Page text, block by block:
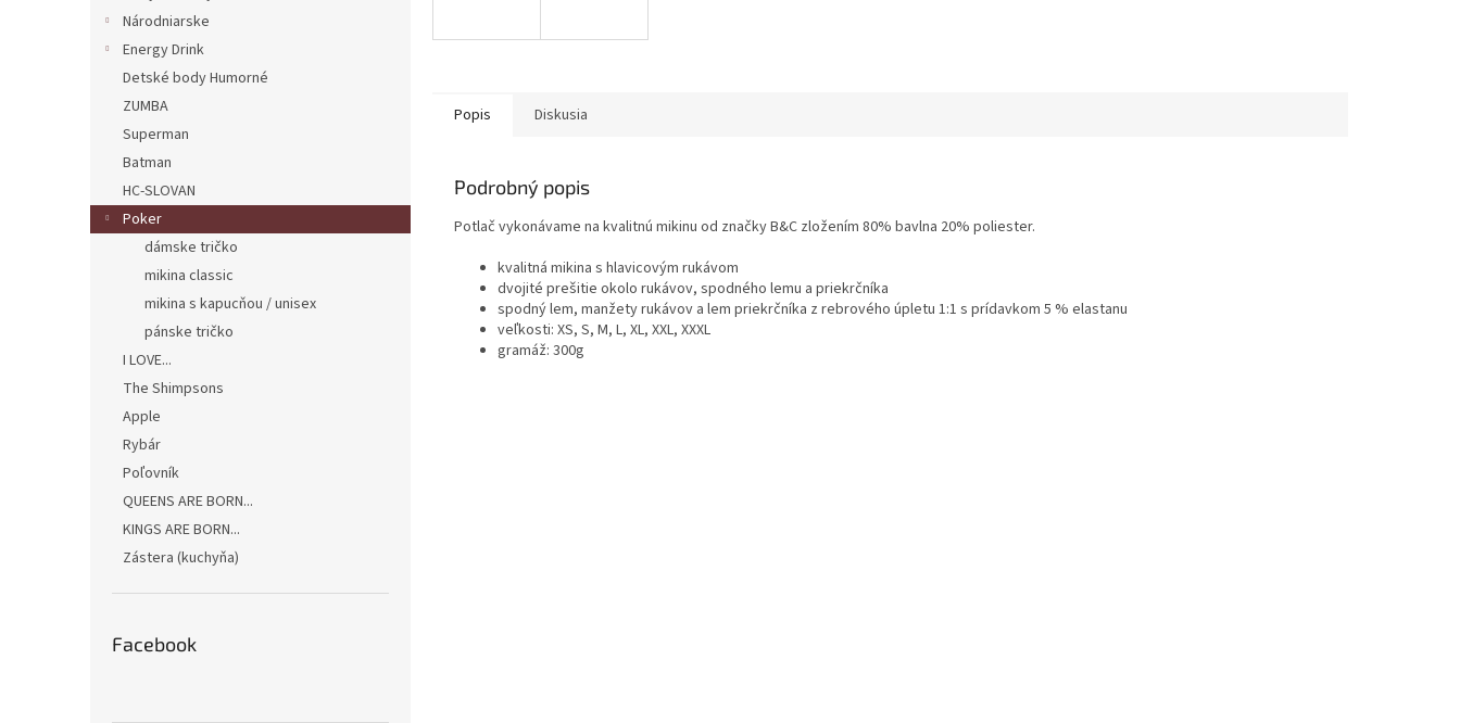
Národniarske
Energy Drink
Detské body Humorné
ZUMBA
Superman
Batman
HC-SLOVAN
Poker
dámske tričko
mikina classic
mikina s kapucňou / unisex
pánske tričko
I LOVE...
The Shimpsons
Apple
Rybár
Poľovník
QUEENS ARE BORN...
KINGS ARE BORN...
Zástera (kuchyňa)
Facebook
Popis Diskusia
Podrobný popis
Potlač vykonávame na kvalitnú mikinu od značky B&C zložením 80% bavlna 20% poliester.
kvalitná mikina s hlavicovým rukávom
dvojité prešitie okolo rukávov, spodného lemu a priekrčníka
spodný lem, manžety rukávov a lem priekrčníka z rebrového úpletu 1:1 s prídavkom 5 % elastanu
veľkosti: XS, S, M, L, XL, XXL, XXXL
gramáž: 300g